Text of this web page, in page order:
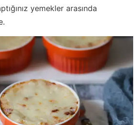
yemekler arasında